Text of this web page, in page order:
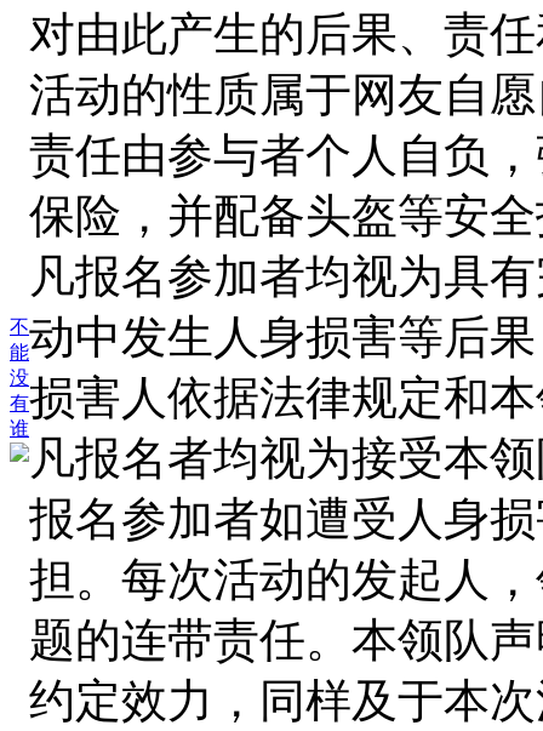
不
能
没
有
谁
对由此产生的后果、责
活动的性质属于网友自
责任由参与者个人自负
保险，并配备头盔等安全
凡报名参加者均视为具
动中发生人身损害等后
损害人依据法律规定和
凡报名者均视为接受本
报名参加者如遭受人身
担。每次活动的发起人
题的连带责任。本领队
约定效力，同样及于本